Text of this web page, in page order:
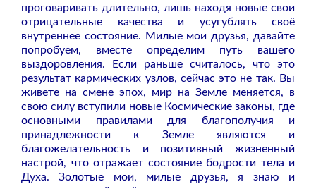
проговаривать длительно, лишь находя новые свои
отрицательные качества и усугублять своё
внутреннее состояние. Милые мои друзья, давайте
попробуем, вместе определим путь вашего
выздоровления. Если раньше считалось, что это
результат кармических узлов, сейчас это не так. Вы
живете на смене эпох, мир на Земле меняется, в
свою силу вступили новые Космические законы, где
основными правилами для благополучия и
принадлежности к Земле являются и
благожелательность и позитивный жизненный
настрой, что отражает состояние бодрости тела и
Духа. Золотые мои, милые друзья, я знаю и